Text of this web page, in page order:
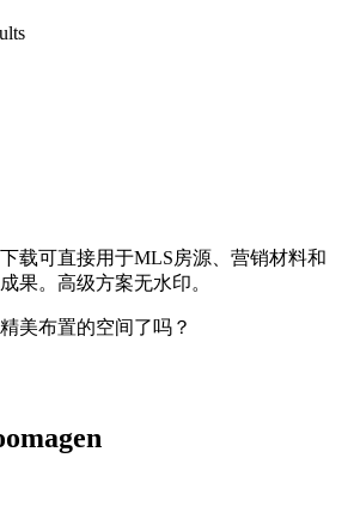
载可直接用于MLS房源、营销材料和
果。高级方案无水印。
美布置的空间了吗？